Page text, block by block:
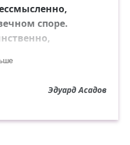
споре.
Эдуард Асадов